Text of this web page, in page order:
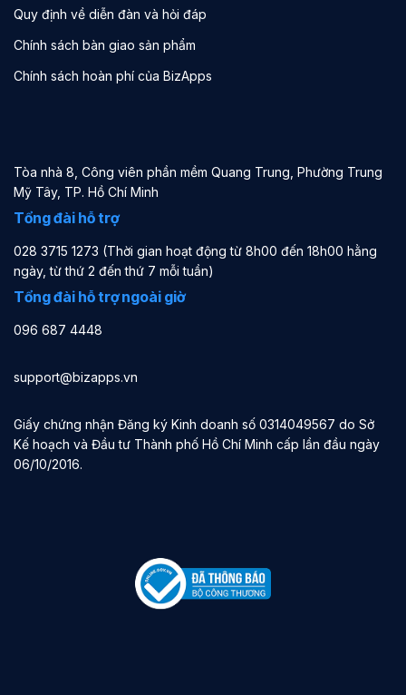
Quy định về diễn đàn và hỏi đáp
Chính sách bàn giao sản phẩm
Chính sách hoàn phí của BizApps
Tòa nhà 8, Công viên phần mềm Quang Trung, Phường Trung
Mỹ Tây, TP. Hồ Chí Minh
Tổng đài hỗ trợ
028 3715 1273 (Thời gian hoạt động từ 8h00 đến 18h00 hằng
ngày, từ thứ 2 đến thứ 7 mỗi tuần)
Tổng đài hỗ trợ ngoài giờ
096 687 4448
support@bizapps.vn
Giấy chứng nhận Đăng ký Kinh doanh số 0314049567 do Sở
Kế hoạch và Đầu tư Thành phố Hồ Chí Minh cấp lần đầu ngày
06/10/2016.